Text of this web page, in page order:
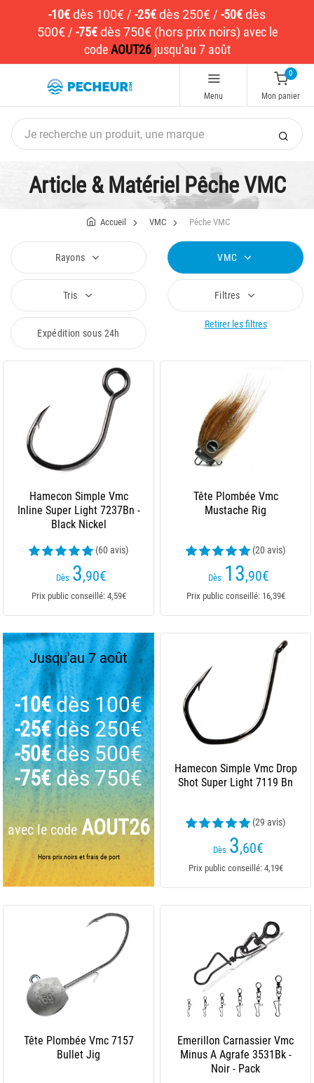
-10€dès 100€ / -25€dès 250€ / -50€dès
500€/ -75€ dès 750€ (hors prix noirs) avec le
codeAOUT26jusqu'au 7 août
Menu
0
Mon panier
Article & Matériel Pêche VMC
Accueil VMC Pêche VMC
Rayons VMC
Tris Filtres
Expédition sous 24h
Retirer les filtres
Hamecon Simple Vmc
Inline Super Light 7237Bn -
Black Nickel
(60 avis)
Dès 3,90€
Prix public conseillé: 4,59€
Tête Plombée Vmc
Mustache Rig
(20 avis)
Dès 13,90€
Prix public conseillé: 16,39€
Jusqu'au 7 août
-10€ dès 100€
-25€ dès 250€
-50€ dès 500€
-75€ dès 750€
avec le code AOUT26
Hors prix noirs et frais de port
Hamecon Simple Vmc Drop
Shot Super Light 7119 Bn
(29 avis)
Dès 3,60€
Prix public conseillé: 4,19€
Tête Plombée Vmc 7157
Bullet Jig
Emerillon Carnassier Vmc
Minus A Agrafe 3531Bk -
Noir - Pack